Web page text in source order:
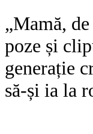
„Mamă,
poze și
generație
să-și ia la